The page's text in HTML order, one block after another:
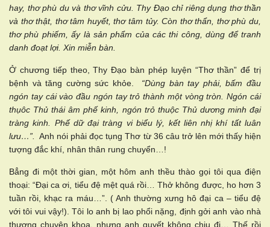
hay, thơ phù du và thơ vĩnh cửu. Thy Đạo chỉ riêng dụng thơ thần
và thơ thật, thơ tâm huyết, thơ tâm tủy. Còn thơ thẩn, thơ phù du,
thơ phù phiếm, ấy là sản phẩm của các thi công, dùng để tranh
danh đoạt lợi. Xin miễn bàn.
Ở chương tiếp theo, Thy Đạo bàn phép luyện “Thơ thần” để trị
bệnh và tăng cường sức khỏe. “Dùng bàn tay phải, bấm đầu
ngón tay cái vào đầu ngón tay trỏ thành một vòng tròn. Ngón cái
thụôc Thủ thái âm phế kinh, ngón trỏ thuộc Thủ dương minh đại
tràng kinh. Phế dữ đại tràng vi biểu lý, kết liên nhị khí tất luân
lưu…”.
Anh nói phải đọc tụng Thơ từ 36 câu trở lên mới thấy hiện
tượng đắc khí, nhân thân rung chuyển…!
Bẳng đi một thời gian, một hôm anh thều thào gọi tôi qua điện
thoại: “Đại ca ơi, tiểu đệ mệt quá rồi… Thở không được, ho hơn 3
tuần rồi, khạc ra máu…”. ( Anh thường xưng hô đại ca – tiểu đệ
với tôi vui vậy!). Tôi lo anh bị lao phổi nặng, định gởi anh vào nhà
thương chuyên khoa, nhưng anh quyết không chịu đi… Thế rồi